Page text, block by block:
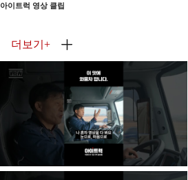
아이트럭 영상 클립
더보기 +